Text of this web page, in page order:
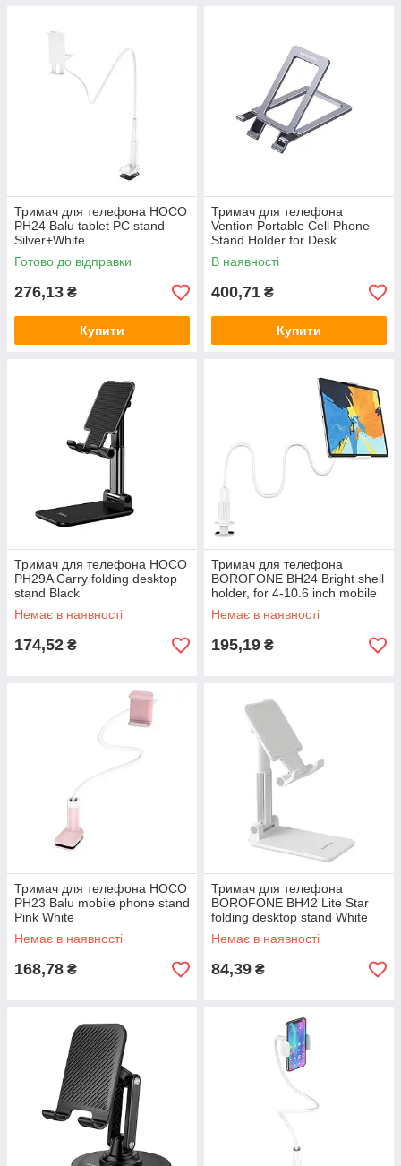
Тримач для телефона HOCO
PH24 Balu tablet PC stand
Silver+White
Готово до відправки
276,13 ₴
Купити
Тримач для телефона
Vention Portable Cell Phone
Stand Holder for Desk
Aluminum Alloy Type Gray
(KCZH0)
В наявності
400,71 ₴
Купити
Тримач для телефона HOCO
PH29A Carry folding desktop
stand Black
Немає в наявності
174,52 ₴
Тримач для телефона
BOROFONE BH24 Bright shell
holder, for 4-10.6 inch mobile
phones and tablet PC
Немає в наявності
195,19 ₴
Тримач для телефона HOCO
PH23 Balu mobile phone stand
Pink White
Немає в наявності
168,78 ₴
Тримач для телефона
BOROFONE BH42 Lite Star
folding desktop stand White
Немає в наявності
84,39 ₴